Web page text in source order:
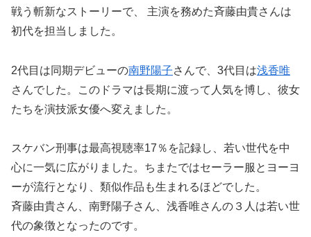
戦う斬新なストーリーで、 主演を務めた斉藤由貴さんは
初代を担当しました。
2代目は同期デビューの南野陽子さんで、3代目は浅香唯
さんでした。このドラマは長期に渡って人気を博し、彼女
たちを演技派女優へ変えました。
スケバン刑事は最高視聴率17％を記録し、若い世代を中
心に一気に広がりました。ちまたではセーラー服とヨーヨ
ーが流行となり、類似作品も生まれるほどでした。
斉藤由貴さん、南野陽子さん、浅香唯さんの３人は若い世
代の象徴となったのです。